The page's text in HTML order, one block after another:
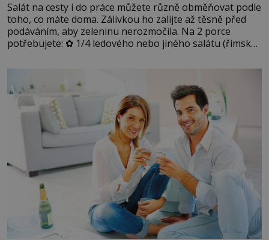
Salát na cesty i do práce můžete různě obměňovat podle
toho, co máte doma. Zálivkou ho zalijte až těsně před
podáváním, aby zeleninu nerozmočila. Na 2 porce
potřebujete: ✿ 1/4 ledového nebo jiného salátu (římský
okurky ✿ 2 rajčata Zálivka: ✿ 4 lžíce olivového oleje ✿ 1
lžíci citronové šťávy ✿ ½ stroužku